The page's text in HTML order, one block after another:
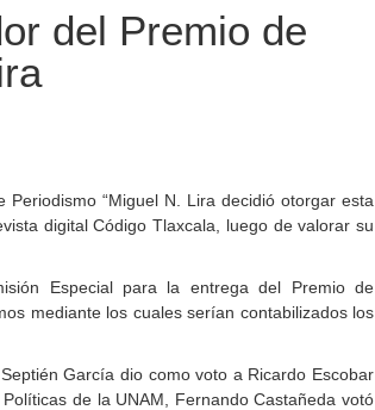
del Premio de
“Miguel N. Lira decidió otorgar esta
digital Código Tlaxcala, luego de valorar su
Especial para la entrega del Premio de
mediante los cuales serían contabilizados los
García dio como voto a Ricardo Escobar
de la UNAM, Fernando Castañeda votó